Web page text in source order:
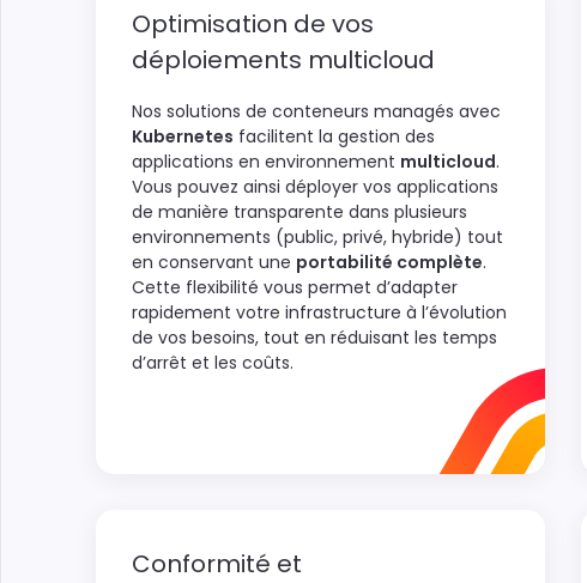
Optimisation de vos
déploiements multicloud
Nos solutions de conteneurs managés avec
Kubernetes facilitent la gestion des
applications en environnement multicloud.
Vous pouvez ainsi déployer vos applications
de manière transparente dans plusieurs
environnements (public, privé, hybride) tout
en conservant une portabilité complète.
Cette flexibilité vous permet d’adapter
rapidement votre infrastructure à l’évolution
de vos besoins, tout en réduisant les temps
d’arrêt et les coûts.
Conformité et